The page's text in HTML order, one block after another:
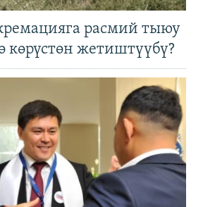
расмий тыюу
көрүстөн жетиштүүбү?